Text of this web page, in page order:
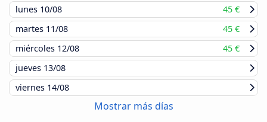
lunes 10/08
45 €
martes 11/08
45 €
miércoles 12/08
45 €
jueves 13/08
viernes 14/08
Mostrar más días